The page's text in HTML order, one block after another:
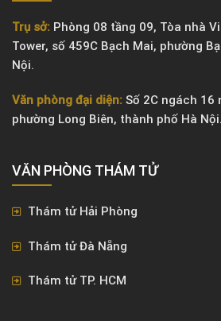
Trụ sở: Phòng 08 tầng 09, Tòa nhà
Tower, số 459C Bạch Mai, phường
Nội.
Văn phòng đại diện: Số 2C ngách 16
phường Long Biên, thành phố Hà Nội.
VĂN PHÒNG ​THÁM TỬ
Thám tử Hải Phòng
Thám tử Đà Nẵng
Thám tử TP. HCM